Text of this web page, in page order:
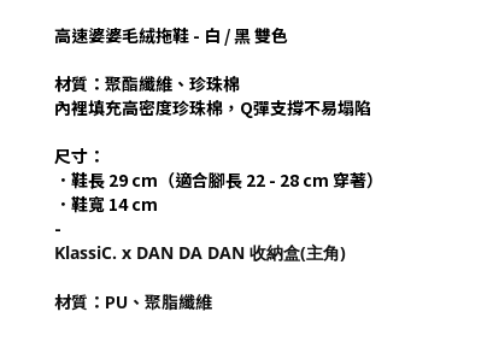
高速婆婆毛絨拖鞋 - 白 / 黑 雙色
材質：聚酯纖維、珍珠棉
內裡填充高密度珍珠棉，Q彈支撐不易塌陷
尺寸：
．鞋長 29 cm（適合腳長 22 - 28 cm 穿著）
．鞋寬 14 cm
-
KlassiC. x DAN DA DAN 收納盒(主角)
材質：PU、聚脂纖維